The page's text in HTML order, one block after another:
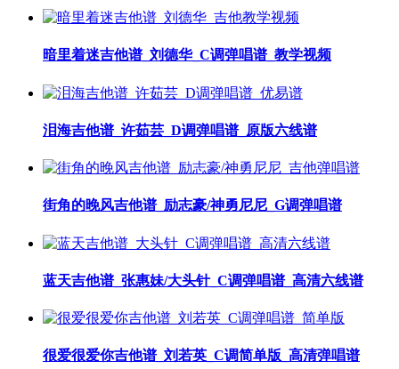
暗里着迷吉他谱_刘德华_C调弹唱谱_教学视频
泪海吉他谱_许茹芸_D调弹唱谱_原版六线谱
街角的晚风吉他谱_励志豪/神勇尼尼_G调弹唱谱
蓝天吉他谱_张惠妹/大头针_C调弹唱谱_高清六线谱
很爱很爱你吉他谱_刘若英_C调简单版_高清弹唱谱